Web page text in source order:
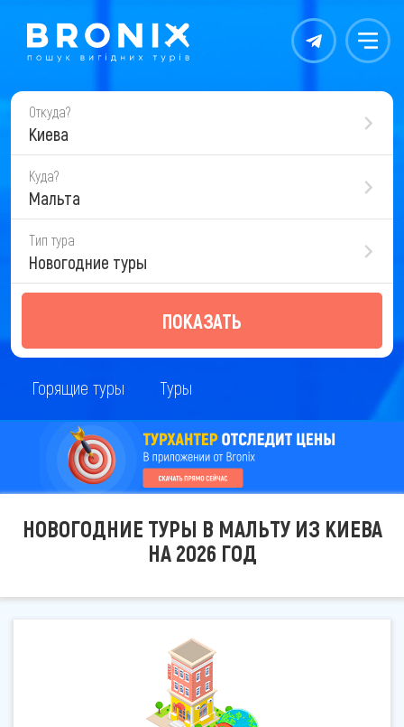
Контакты Меню
Откуда?
Киева
Куда?
Мальта
Тип тура
Новогодние туры
ПОКАЗАТЬ
Горящие туры Туры
НОВОГОДНИЕ ТУРЫ В МАЛЬТУ ИЗ КИЕВА
НА 2026 ГОД